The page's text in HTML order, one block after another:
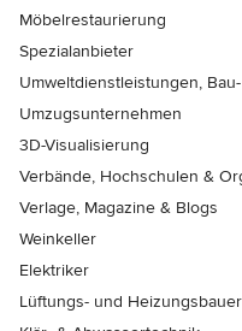
Möbelrestaurierung
Spezialanbieter
Umweltdienstleistungen,
Umzugsunternehmen
3D-Visualisierung
Verbände, Hochschulen &
Verlage, Magazine & Blogs
Weinkeller
Elektriker
Lüftungs- und Heizungsbauer